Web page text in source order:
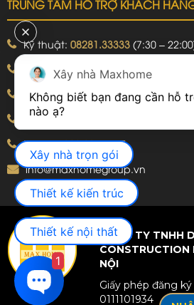
TRUNG TÂM HỖ TRỢ KHÁCH
Kỹ thuật: 08281.33333 (7:30 –
Khiếu nại:
09240.99999
Bảo hành:09240.99999(8:00 –
Hotline: 092.774.8888
Hotline: 092.924.5555
info@maxhomegroup.vn
CÔNG TY TNHH
CONSTRUCTION
NỘI
Giấy phép đăng
0111101934
Xây nhà Maxhome
Không biết bạn đang cần hỗ
Xây nhà trọn gói
Thiết kế kiến trúc
Thiết kế nội thất
1